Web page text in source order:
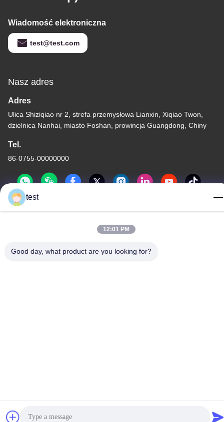
Wiadomość elektroniczna
test@test.com
Nasz adres
Adres
Ulica Shiziqiao nr 2, strefa przemysłowa Lianxin, Xiqiao Twon,
dzielnica Nanhai, miasto Foshan, prowincja Guangdong, Chiny
Tel.
86-0755-00000000
Chiny Dobra jakość Aluminiowa szyna do zasłon Sprzedawca.
test
12:01 PM
Good day, what product are you looking for?